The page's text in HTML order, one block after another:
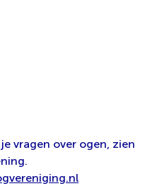
vragen over ogen, zien